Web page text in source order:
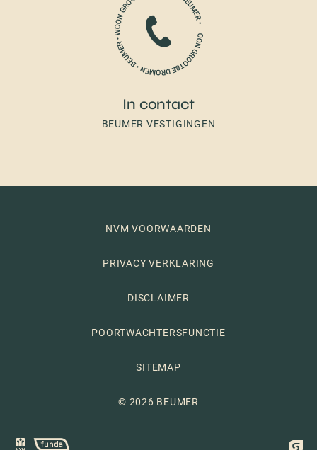
In contact
BEUMER VESTIGINGEN
NVM VOORWAARDEN
PRIVACY VERKLARING
DISCLAIMER
POORTWACHTERSFUNCTIE
SITEMAP
© 2026 BEUMER